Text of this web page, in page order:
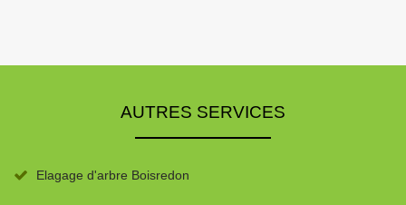
AUTRES SERVICES
Elagage d'arbre Boisredon